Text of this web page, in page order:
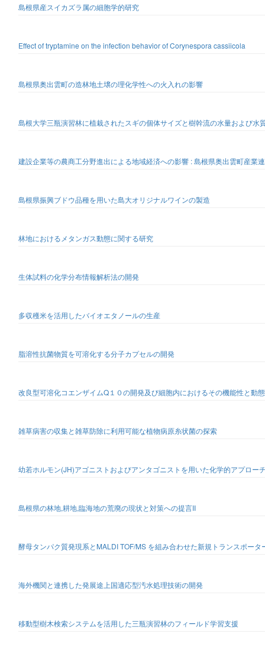
島根県産スイカズラ属の細胞学的研究
Effect of tryptamine on the infection behavior of Corynespora cassiicola
島根県奥出雲町の造林地土壌の理化学性への火入れの影響
島根大学三瓶演習林に植栽されたスギの個体サイズと樹幹流の水量および水
建設企業等の農商工分野進出による地域経済への影響 : 島根県奥出雲町産業
島根県振興ブドウ品種を用いた島大オリジナルワインの製造
林地におけるメタンガス動態に関する研究
生体試料の化学分布情報解析法の開発
多収穫米を活用したバイオエタノールの生産
脂溶性抗菌物質を可溶化する分子カプセルの開発
改良型可溶化コエンザイムQ１０の開発及び細胞内におけるその機能性と動
雑草病害の収集と雑草防除に利用可能な植物病原糸状菌の探索
幼若ホルモン(JH)アゴニストおよびアンタゴニストを用いた化学的アプロー
島根県の林地,耕地,臨海地の荒廃の現状と対策への提言II
酵母タンパク質発現系とMALDI TOF/MS を組み合わせた新規トランスポータ
海外機関と連携した発展途上国適応型汚水処理技術の開発
移動型樹木検索システムを活用した三瓶演習林のフィールド学習支援